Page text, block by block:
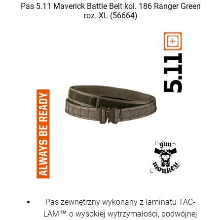
Pas 5.11 Maverick Battle Belt kol. 186 Ranger Green
roz. XL (56664)
Pas zewnętrzny wykonany z laminatu TAC-
LAM™ o wysokiej wytrzymałości, podwójnej